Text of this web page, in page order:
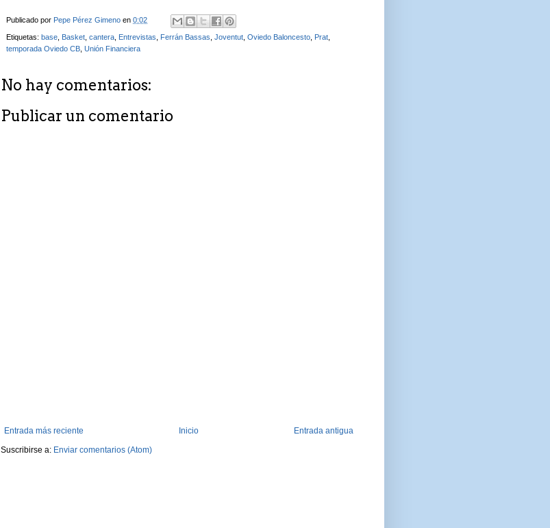
Publicado por Pepe Pérez Gimeno en 0:02
Etiquetas: base Basket cantera Entrevistas Ferrán Bassas Joventut Oviedo Baloncesto Prat
temporada Oviedo CB Unión Financiera
No hay comentarios:
Publicar un comentario
Entrada más reciente Entrada antigua
Inicio
Suscribirse a: Enviar comentarios (Atom)